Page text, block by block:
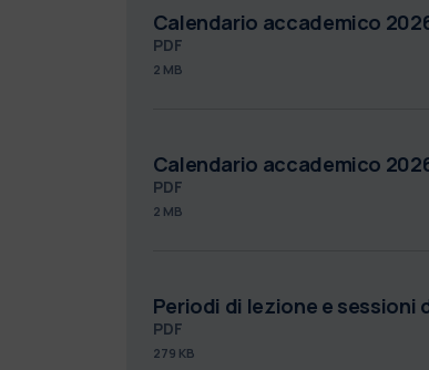
Calendario accademico
PDF
2 MB
Calendario accademico
PDF
2 MB
Periodi di lezione e sessioni
PDF
279 KB